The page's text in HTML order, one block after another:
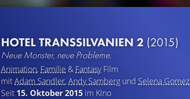
HOTEL TRANSSILVANIEN 2 (2015)
Neue Monster, neue Probleme.
Animation, Familie & FantasyFilm
mitAdam Sandler,Andy Samberg und Selena Gomez
Seit 15. Oktober 2015 im Kino